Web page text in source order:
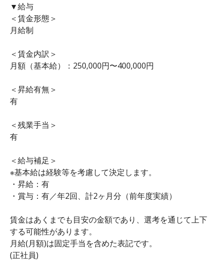
▼給与
＜賃金形態＞
月給制
＜賃金内訳＞
月額（基本給）：250,000円〜400,000円
＜昇給有無＞
有
＜残業手当＞
有
＜給与補足＞
※基本給は経験等を考慮して決定します。
・昇給：有
・賞与：有／年2回、計2ヶ月分（前年度実績）
賃金はあくまでも目安の金額であり、選考を通じて上下
する可能性があります。
月給(月額)は固定手当を含めた表記です。
(正社員)